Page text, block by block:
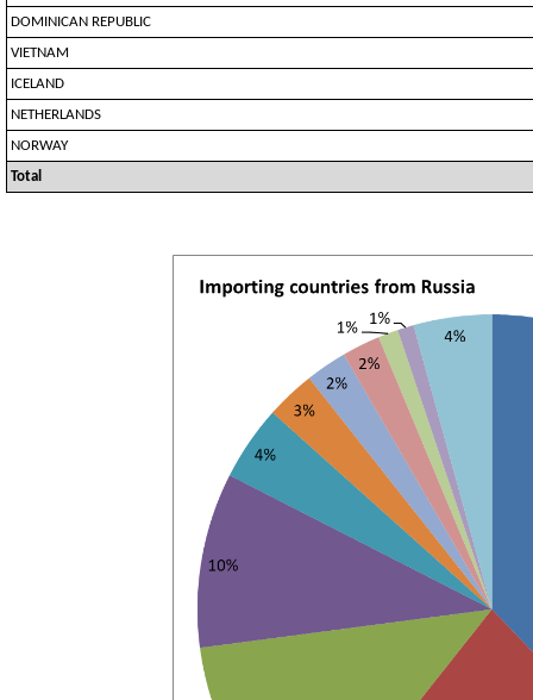
DOMINICAN REPUBLIC
VIETNAM
ICELAND
NETHERLANDS
NORWAY
Total